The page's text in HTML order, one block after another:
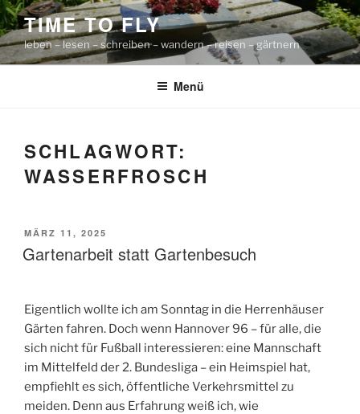
Zum
Inhalt
springen
TIME TO FLY
leben – lesen – schreiben – wandern – reisen – gärtnern
Menü
SCHLAGWORT:
WASSERFROSCH
VERÖFFENTLICHT
AM
MÄRZ 11, 2025
Gartenarbeit statt Gartenbesuch
Eigentlich wollte ich am Sonntag in die Herrenhäuser
Gärten fahren. Doch wenn Hannover 96 – für alle, die
sich nicht für Fußball interessieren: eine Mannschaft
im Mittelfeld der 2. Bundesliga – ein Heimspiel hat,
empfiehlt es sich, öffentliche Verkehrsmittel zu
meiden. Denn aus Erfahrung weiß ich, wie